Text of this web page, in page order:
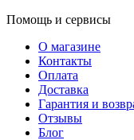
Помощь и сервисы
О магазине
Контакты
Оплата
Доставка
Гарантия и
Отзывы
Блог